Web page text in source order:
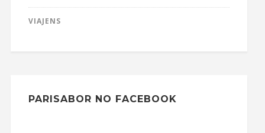
VIAJENS
PARISABOR NO FACEBOOK